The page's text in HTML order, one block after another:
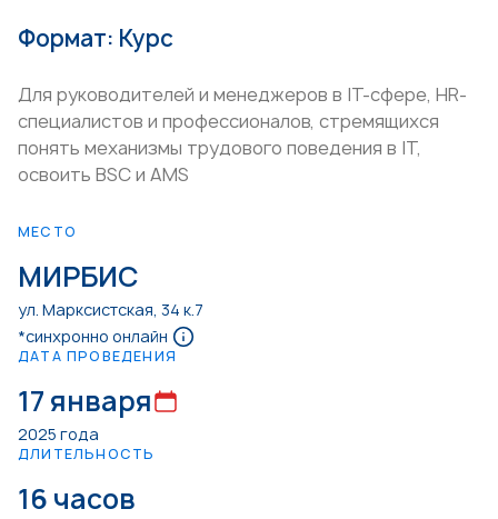
Формат: Курс
Для руководителей и менеджеров в IT-сфере, HR-
специалистов и профессионалов, стремящихся
понять механизмы трудового поведения в IT,
освоить BSC и AMS
МЕСТО
МИРБИС
ул. Марксистская, 34 к.7
*синхронно онлайн
ДАТА ПРОВЕДЕНИЯ
17 января
2025 года
ДЛИТЕЛЬНОСТЬ
16 часов